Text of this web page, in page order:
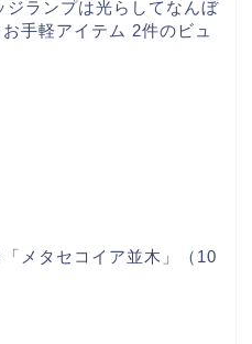
ジランプは光らしてなんぼ
手軽アイテム 2件のビュ
メタセコイア並木」（10